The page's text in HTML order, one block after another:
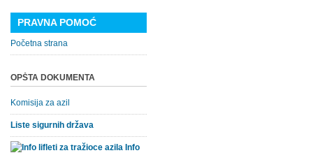
PRAVNA POMOĆ
Početna strana
OPŠTA DOKUMENTA
Komisija za azil
Liste sigurnih država
Info